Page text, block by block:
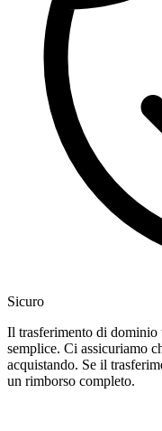
Sicuro
Il trasferimento di dominio
semplice. Ci assicuriamo
acquistando. Se il
un rimborso completo.